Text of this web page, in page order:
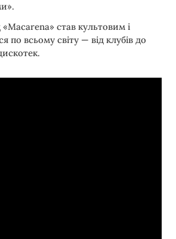
став культовим і
по всьому світу — від клубів до